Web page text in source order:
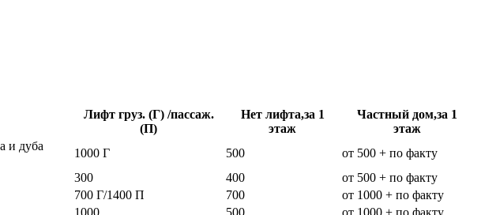
Лифт груз. (Г) /пассаж.
(П)
Нет лифта,за 1
этаж
Частный дом,за 1
этаж
и дуба
1000 Г 500
от 500 + по факту
300 400
от 500 + по факту
700 Г/1400 П 700
от 1000 + по факту
1000 500
от 1000 + по факту